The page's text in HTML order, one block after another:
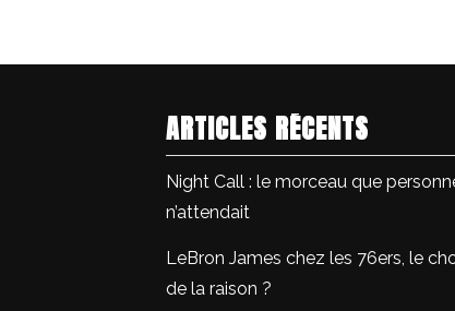
ARTICLES RÉCENTS
Night Call : le morceau que
n’attendait
LeBron James chez les 76ers, le
de la raison ?